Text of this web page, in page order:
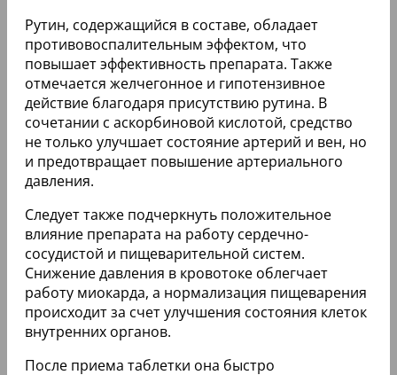
Рутин, содержащийся в составе, обладает
противовоспалительным эффектом, что
повышает эффективность препарата. Также
отмечается желчегонное и гипотензивное
действие благодаря присутствию рутина. В
сочетании с аскорбиновой кислотой, средство
не только улучшает состояние артерий и вен, но
и предотвращает повышение артериального
давления.
Следует также подчеркнуть положительное
влияние препарата на работу сердечно-
сосудистой и пищеварительной систем.
Снижение давления в кровотоке облегчает
работу миокарда, а нормализация пищеварения
происходит за счет улучшения состояния клеток
внутренних органов.
После приема таблетки она быстро